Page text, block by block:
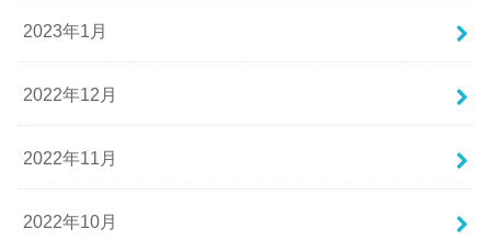
2023年1月
2022年12月
2022年11月
2022年10月